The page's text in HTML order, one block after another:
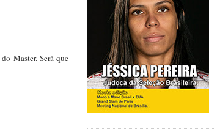
Master. Será que